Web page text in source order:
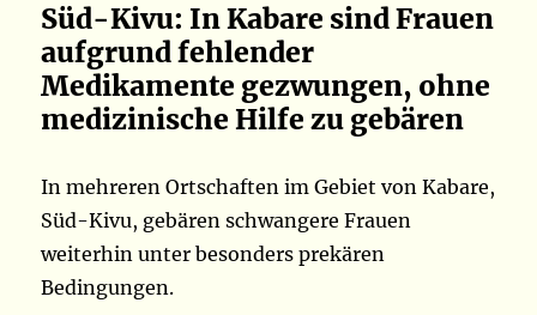
Süd-Kivu: In Kabare sind Frauen
aufgrund fehlender
Medikamente gezwungen, ohne
medizinische Hilfe zu gebären
In mehreren Ortschaften im Gebiet von Kabare,
Süd-Kivu, gebären schwangere Frauen
weiterhin unter besonders prekären
Bedingungen.